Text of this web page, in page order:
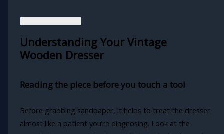
Understanding Your Vintage
Wooden Dresser
Reading the piece before you touch a tool
Before grabbing sandpaper, it helps to treat the dresser
almost like a patient you’re diagnosing. Look at the